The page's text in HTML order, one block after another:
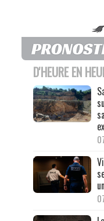
D'HEURE EN